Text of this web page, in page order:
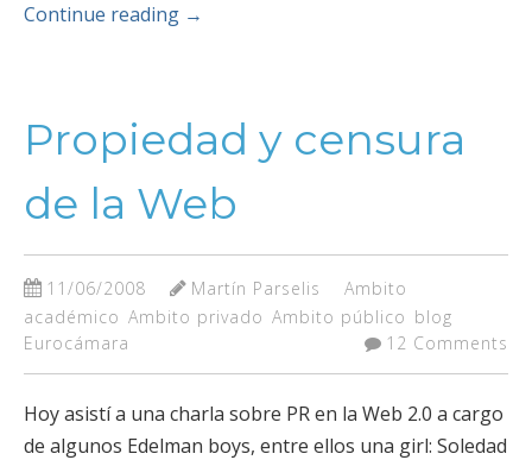
Continue reading →
Propiedad y censura
de la Web
11/06/2008 Martín Parselis
Ambito
académico Ambito privado Ambito público blog
Eurocámara
12 Comments
Hoy asistí a una charla sobre PR en la Web 2.0 a cargo
de algunos Edelman boys, entre ellos una girl: Soledad